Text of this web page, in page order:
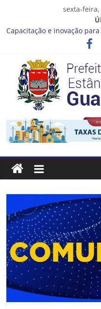
sexta-feira,
Capacitação e inovação
Seu próximo emprego
imagina
Novo curso no Qualifica
Prefeitura de
editais da PNAB
Guaratinguetá realizará
Amarela na região da
Estância
Turística
Prefeitura
Estância
Turística
Guaratinguetá